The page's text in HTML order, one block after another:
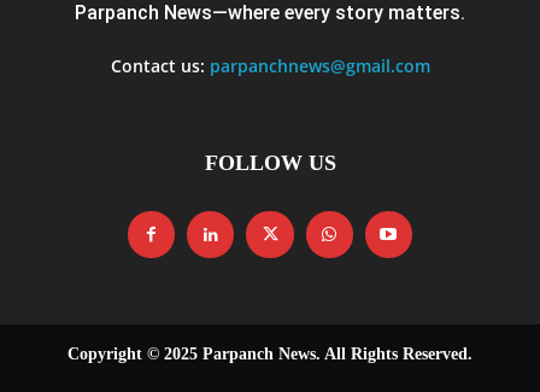
Parpanch News—where every story matters.
Contact us: parpanchnews@gmail.com
FOLLOW US
Copyright © 2025 Parpanch News. All Rights Reserved.